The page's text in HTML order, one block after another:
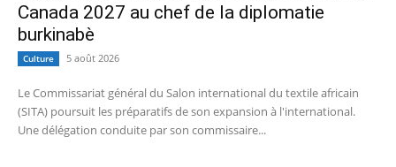
Canada 2027 au chef de la diplomatie
burkinabè
Culture 5 août 2026
Le Commissariat général du Salon international du textile africain
(SITA) poursuit les préparatifs de son expansion à l'international.
Une délégation conduite par son commissaire...